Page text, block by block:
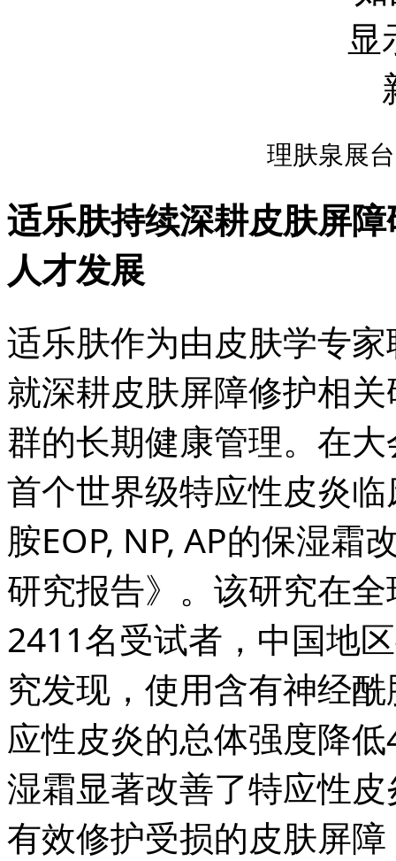
理肤泉展
适乐肤持续深耕皮肤屏
人才发展
适乐肤作为由皮肤学专
就深耕皮肤屏障修护相
群的长期健康管理。在
首个世界级特应性皮炎
胺EOP, NP, AP的保湿霜
研究报告》。该研究在
2411名受试者，中国地
究发现，使用含有神经
应性皮炎的总体强度降
湿霜显著改善了特应性
有效修护受损的皮肤屏